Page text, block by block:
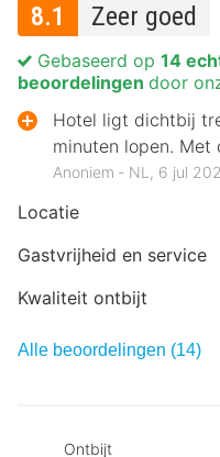
8.1 Zeer goed
Locatie
Gastvrijheid en service
Kwaliteit ontbijt
Gebaseerd op 14
beoordelingen door
Hotel ligt dichtbij
minuten lopen.
Anoniem ‐ NL, 6 jul
Alle beoordelingen (14)
Ontbijt